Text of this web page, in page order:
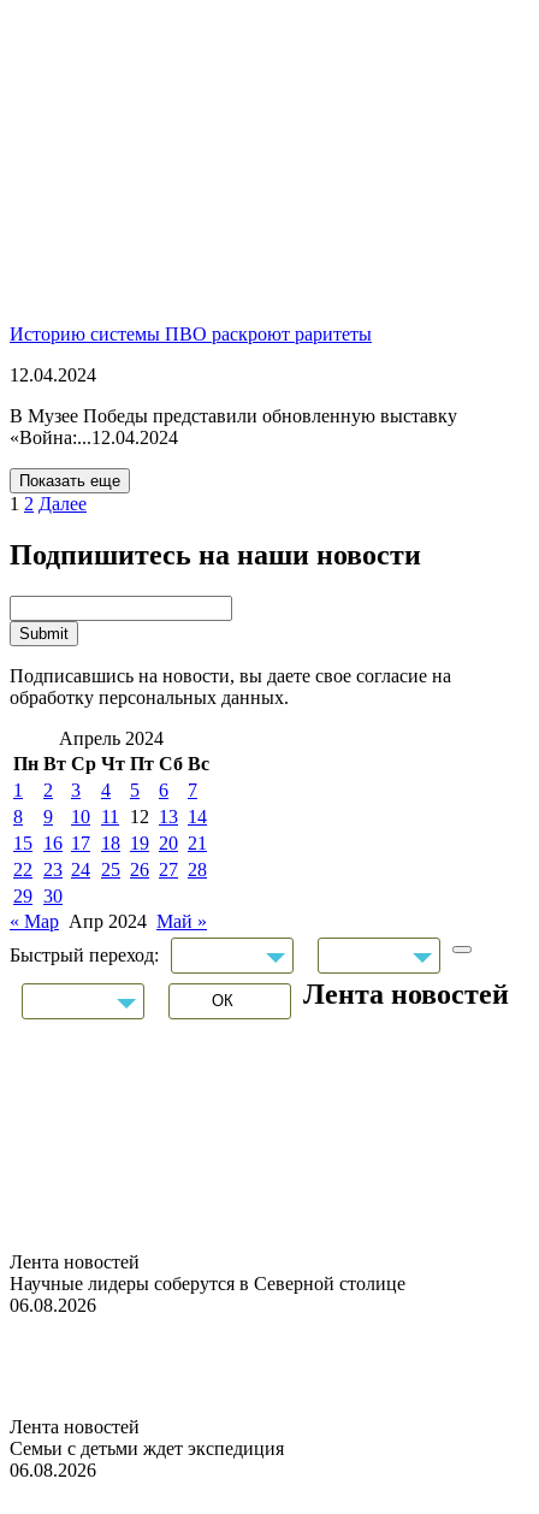
Историю системы ПВО раскроют раритеты
12.04.2024
В Музее Победы представили обновленную выставку
«Война:...12.04.2024
Показать еще
1 2 Далее
Подпишитесь на наши новости
Подписавшись на новости, вы даете свое согласие на
обработку персональных данных.
Апрель 2024
Пн Вт Ср Чт Пт Сб Вс
1
2 3 4 5 6
7
8
9 10 11 12 13 14
15 16 17 18 19 20 21
22
23 24 25 26 27 28
29 30
« Мар Апр 2024 Май »
Быстрый переход:
Лента новостей
Лента новостей
Научные лидеры соберутся в Северной столице
06.08.2026
Лента новостей
Семьи с детьми ждет экспедиция
06.08.2026